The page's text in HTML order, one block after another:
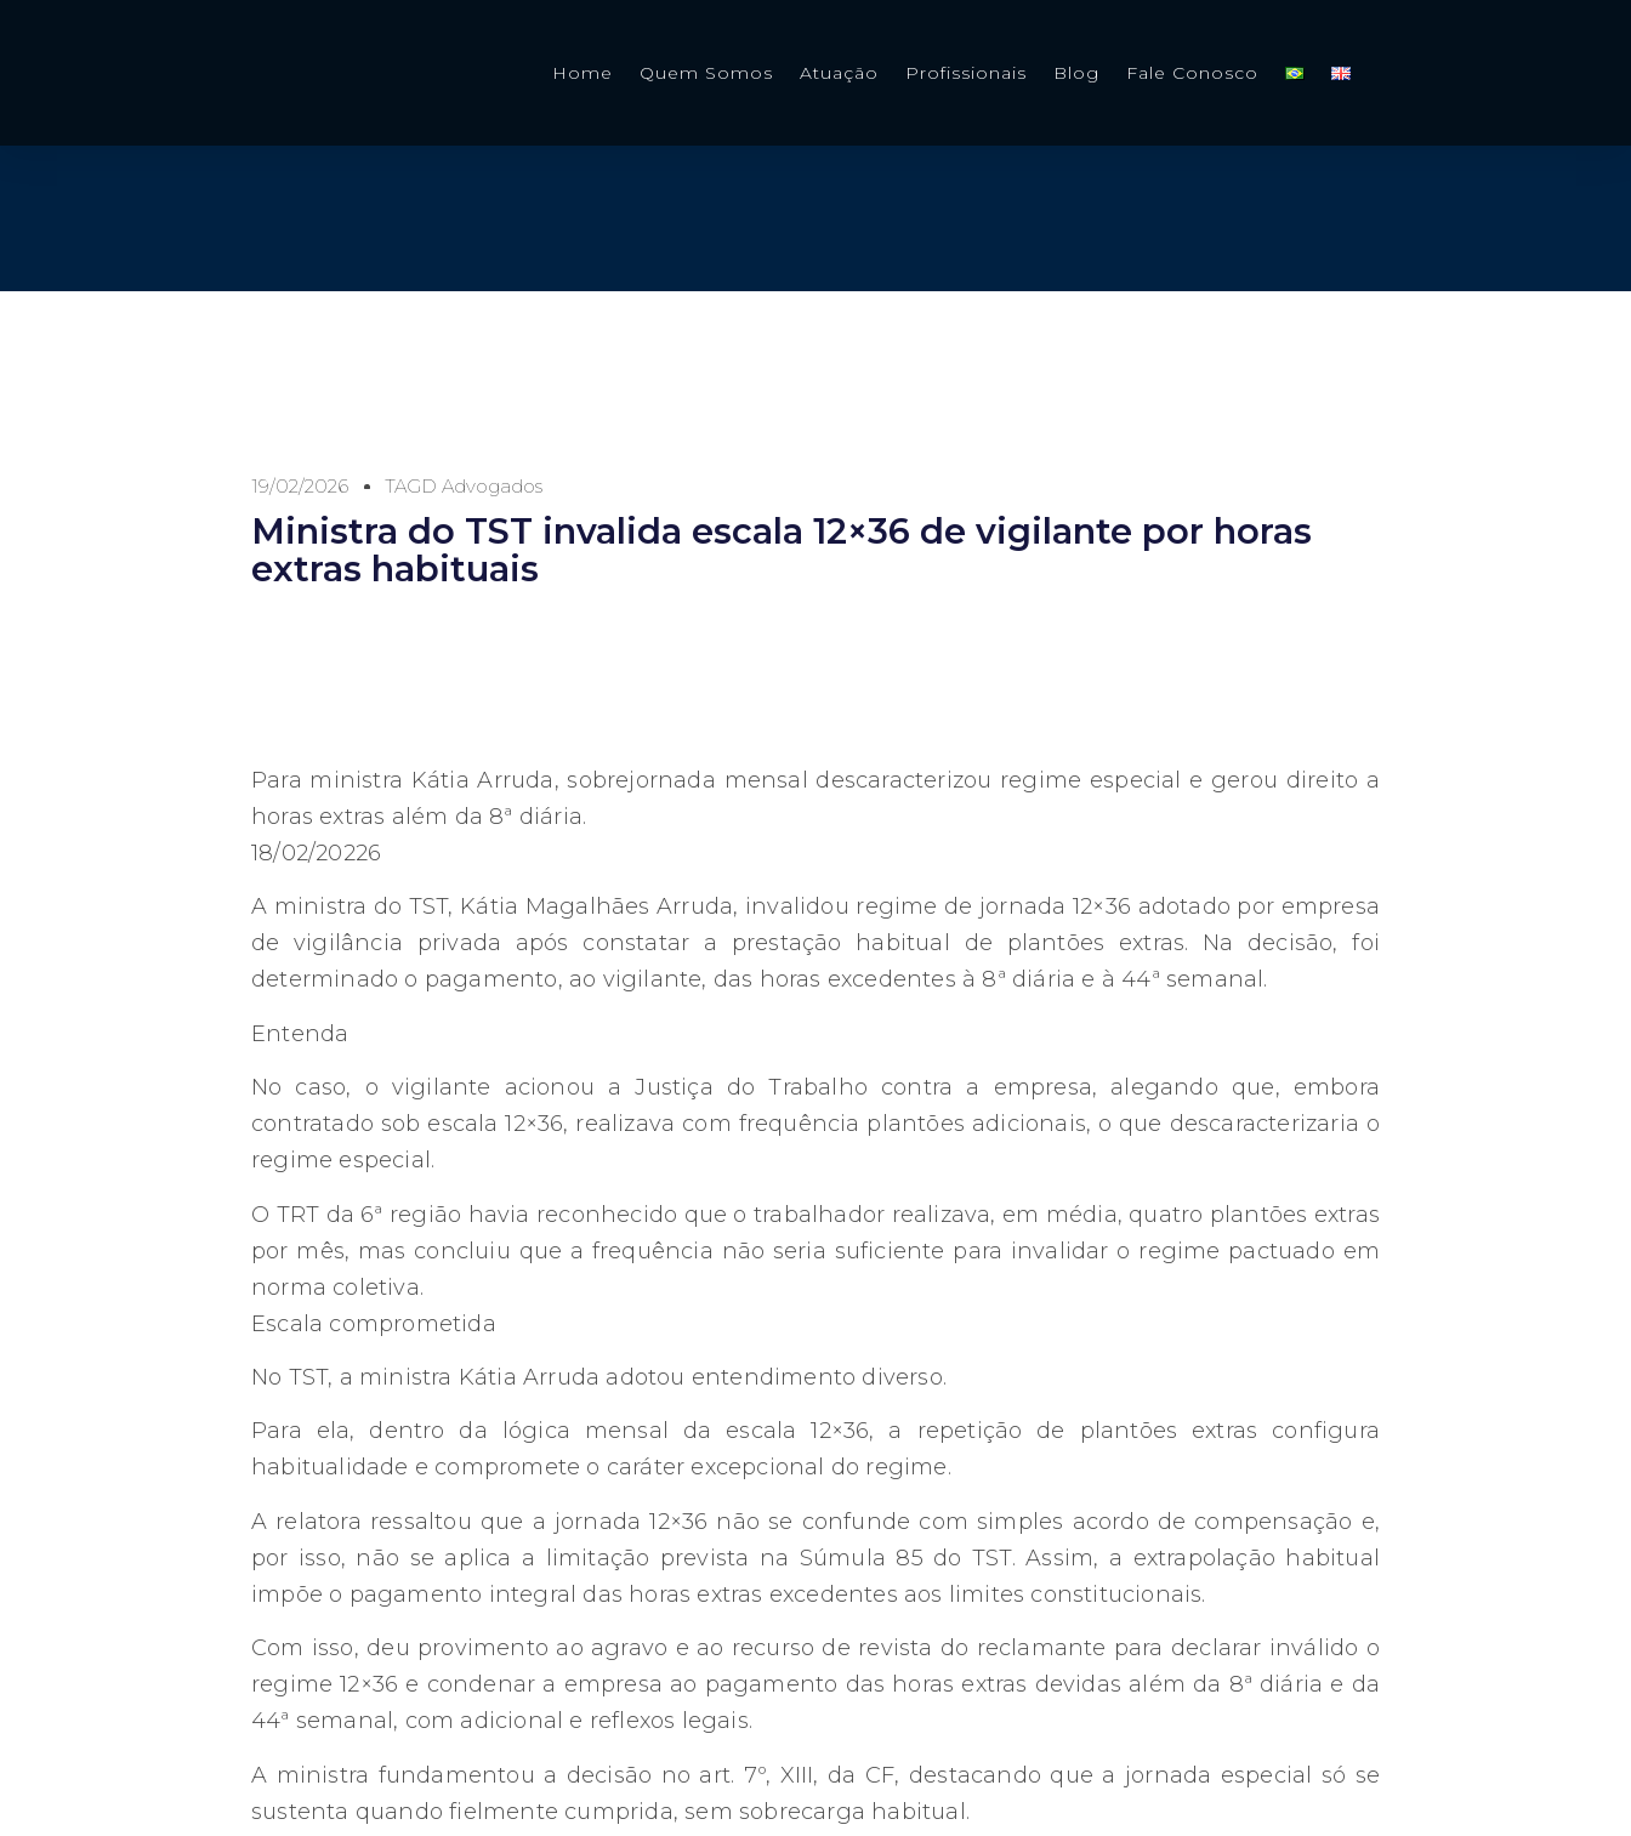
Home Quem Somos Atuação Profissionais Blog Fale Conosco
19/02/2026 TAGD Advogados
Ministra do TST invalida escala 12×36 de vigilante por horas
extras habituais
Para ministra Kátia Arruda, sobrejornada mensal descaracterizou regime especial e gerou direito a
horas extras além da 8ª diária.
18/02/20226
A ministra do TST, Kátia Magalhães Arruda, invalidou regime de jornada 12×36 adotado por empresa
de vigilância privada após constatar a prestação habitual de plantões extras. Na decisão, foi
determinado o pagamento, ao vigilante, das horas excedentes à 8ª diária e à 44ª semanal.
Entenda
No caso, o vigilante acionou a Justiça do Trabalho contra a empresa, alegando que, embora
contratado sob escala 12×36, realizava com frequência plantões adicionais, o que descaracterizaria o
regime especial.
O TRT da 6ª região havia reconhecido que o trabalhador realizava, em média, quatro plantões extras
por mês, mas concluiu que a frequência não seria suficiente para invalidar o regime pactuado em
norma coletiva.
Escala comprometida
No TST, a ministra Kátia Arruda adotou entendimento diverso.
Para ela, dentro da lógica mensal da escala 12×36, a repetição de plantões extras configura
habitualidade e compromete o caráter excepcional do regime.
A relatora ressaltou que a jornada 12×36 não se confunde com simples acordo de compensação e,
por isso, não se aplica a limitação prevista na Súmula 85 do TST. Assim, a extrapolação habitual
impõe o pagamento integral das horas extras excedentes aos limites constitucionais.
Com isso, deu provimento ao agravo e ao recurso de revista do reclamante para declarar inválido o
regime 12×36 e condenar a empresa ao pagamento das horas extras devidas além da 8ª diária e da
44ª semanal, com adicional e reflexos legais.
A ministra fundamentou a decisão no art. 7º, XIII, da CF, destacando que a jornada especial só se
sustenta quando fielmente cumprida, sem sobrecarga habitual.